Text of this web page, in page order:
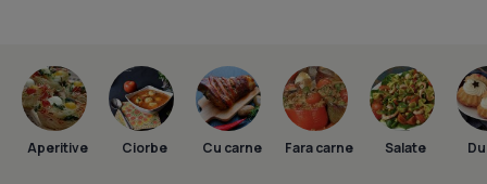
Aperitive Ciorbe Cu carne Fara carne Salate